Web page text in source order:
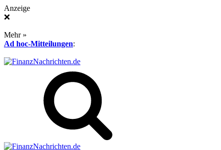
Anzeige
❌
Mehr »
Ad hoc-Mitteilungen: